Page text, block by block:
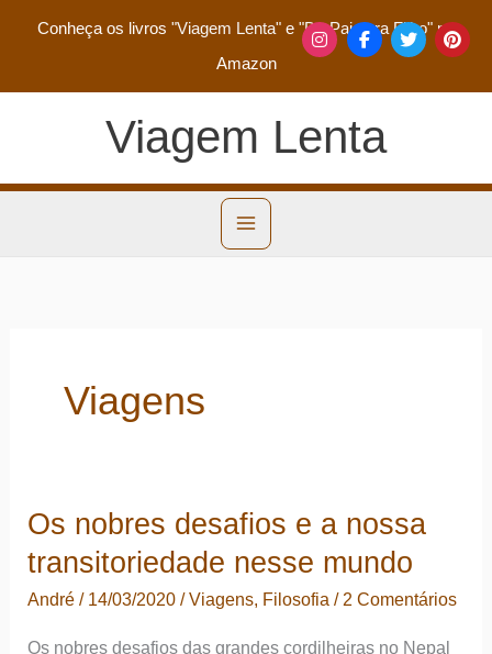
Conheça os livros "Viagem Lenta" e "De Pai para Filho"na
Amazon
Viagem Lenta
Viagens
Os nobres desafios e a nossa
transitoriedade nesse mundo
André/ 14/03/2020/Viagens, Filosofia / 2 Comentários
Os nobres desafios das grandes cordilheiras no Nepal